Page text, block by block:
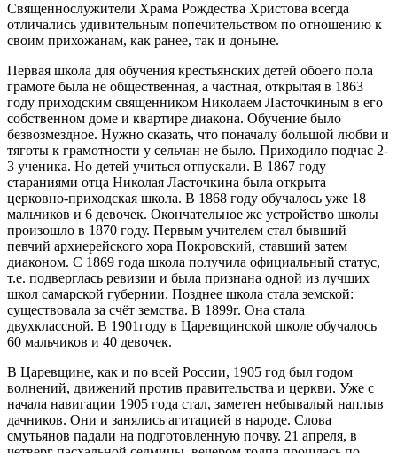
Священнослужители Храма Рождества Христова всегда
отличались удивительным попечительством по отношению к
своим прихожанам, как ранее, так и доныне.
Первая школа для обучения крестьянских детей обоего пола
грамоте была не общественная, а частная, открытая в 1863
году приходским священником Николаем Ласточкиным в его
собственном доме и квартире диакона. Обучение было
безвозмездное. Нужно сказать, что поначалу большой любви и
тяготы к грамотности у сельчан не было. Приходило подчас 2-
3 ученика. Но детей учиться отпускали. В 1867 году
стараниями отца Николая Ласточкина была открыта
церковно-приходская школа. В 1868 году обучалось уже 18
мальчиков и 6 девочек. Окончательное же устройство школы
произошло в 1870 году. Первым учителем стал бывший
певчий архиерейского хора Покровский, ставший затем
диаконом. С 1869 года школа получила официальный статус,
т.е. подверглась ревизии и была признана одной из лучших
школ самарской губернии. Позднее школа стала земской:
существовала за счёт земства. В 1899г. Она стала
двухклассной. В 1901году в Царевщинской школе обучалось
60 мальчиков и 40 девочек.
В Царевщине, как и по всей России, 1905 год был годом
волнений, движений против правительства и церкви. Уже с
начала навигации 1905 года стал, заметен небывалый наплыв
дачников. Они и занялись агитацией в народе. Слова
смутьянов падали на подготовленную почву. 21 апреля, в